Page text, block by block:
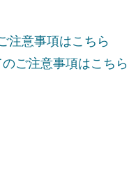
注意事項はこちら
ご注意事項はこちら